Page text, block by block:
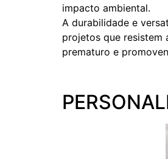
impacto ambiental.
A durabilidade e
projetos que resistem
prematuro e